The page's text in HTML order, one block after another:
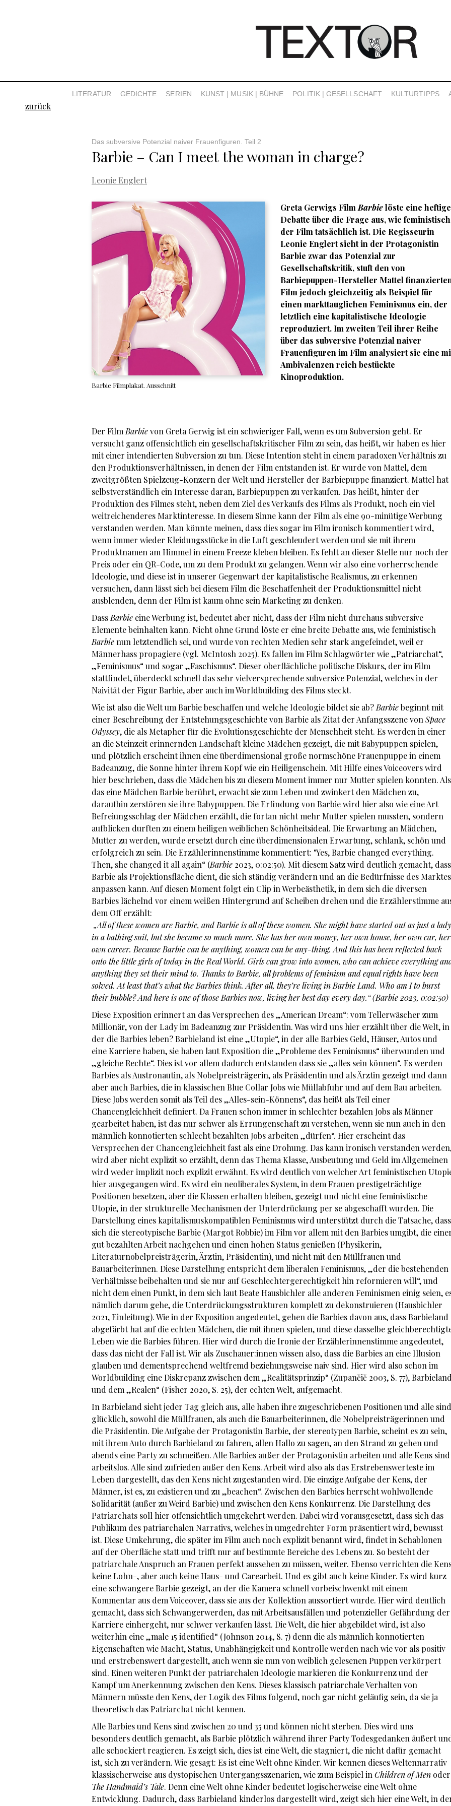
LITERATUR GEDICHTE SERIEN KUNST | MUSIK | BÜHNE POLITIK | GESELLSCHAFT KULTURTIPPS
zurück
Das subversive Potenzial naiver Frauenfiguren. Teil 2
Barbie – Can I meet the woman in charge?
Leonie Englert
Barbie Filmplakat. Ausschnitt
Greta Gerwigs FilmBarbielöste eine heftige
Debatte über die Frage aus, wie feministisch
der Film tatsächlich ist. Die Regisseurin
Leonie Englertsieht in der Protagonistin
Barbie zwar das Potenzial zur
Gesellschaftskritik, stuft den von
Barbiepuppen-Hersteller Mattel
Film jedoch gleichzeitig als Beispiel für
einen markttauglichen Feminismus ein, der
letztlich eine kapitalistische Ideologie
reproduziert. Im zweiten Teil ihrer Reihe
über das subversive Potenzial naiver
Frauenfiguren im Film analysiert sie eine
Ambivalenzen reich bestückte
Kinoproduktion.
Der FilmBarbievon Greta Gerwig ist ein schwieriger Fall, wenn es um Subversion geht. Er
versucht ganz offensichtlich ein gesellschaftskritischer Film zu sein, das heißt, wir haben es hier
mit einer intendierten Subversion zu tun. Diese Intention steht in einem paradoxen Verhältnis zu
den Produktionsverhältnissen, in denen der Film entstanden ist. Er wurde von Mattel, dem
zweitgrößten Spielzeug-Konzern der Welt und Hersteller der Barbiepuppe finanziert. Mattel hat
selbstverständlich ein Interesse daran, Barbiepuppen zu verkaufen. Das heißt, hinter der
Produktion des Filmes steht, neben dem Ziel des Verkaufs des Films als Produkt, noch ein viel
weitreichenderes Marktinteresse. In diesem Sinne kann der Film als eine 90-minütige Werbung
verstanden werden. Man könnte meinen, dass dies sogar im Film ironisch kommentiert wird,
wenn immer wieder Kleidungsstücke in die Luft geschleudert werden und sie mit ihrem
Produktnamen am Himmel in einem Freeze kleben bleiben. Es fehlt an dieser Stelle nur noch der
Preis oder ein QR-Code, um zu dem Produkt zu gelangen. Wenn wir also eine vorherrschende
Ideologie, und diese ist in unserer Gegenwart der kapitalistische Realismus, zu erkennen
versuchen, dann lässt sich bei diesem Film die Beschaffenheit der Produktionsmittel nicht
ausblenden, denn der Film ist kaum ohne sein Marketing zu denken.
DassBarbie eine Werbung ist, bedeutet aber nicht, dass der Film nicht durchaus subversive
Elemente beinhalten kann. Nicht ohne Grund löste er eine breite Debatte aus, wie feministisch
Barbienun letztendlich sei, und wurde von rechten Medien sehr stark angefeindet, weil er
Männerhass propagiere (vgl. McIntosh 2025). Es fallen im Film Schlagwörter wie „Patriarchat“,
„Feminismus“ und sogar „Faschismus“. Dieser oberflächliche politische Diskurs, der im Film
stattfindet, überdeckt schnell das sehr vielversprechende subversive Potenzial, welches in der
Naivität der Figur Barbie, aber auch im Worldbuilding des Films steckt.
Wie ist also die Welt um Barbie beschaffen und welche Ideologie bildet sie ab?Barbiebeginnt mit
einer Beschreibung der Entstehungsgeschichte von Barbie als Zitat der Anfangsszene vonSpace
Odyssey, die als Metapher für die Evolutionsgeschichte der Menschheit steht. Es werden in einer
an die Steinzeit erinnernden Landschaft kleine Mädchen gezeigt, die mit Babypuppen spielen,
und plötzlich erscheint ihnen eine überdimensional große normschöne Frauenpuppe in einem
Badeanzug, die Sonne hinter ihrem Kopf wie ein Heiligenschein. Mit Hilfe eines Voiceovers wird
hier beschrieben, dass die Mädchen bis zu diesem Moment immer nur Mutter spielen konnten. Als
das eine Mädchen Barbie berührt, erwacht sie zum Leben und zwinkert den Mädchen zu,
daraufhin zerstören sie ihre Babypuppen. Die Erfindung von Barbie wird hier also wie eine Art
Befreiungsschlag der Mädchen erzählt, die fortan nicht mehr Mutter spielen mussten, sondern
aufblicken durften zu einem heiligen weiblichen Schönheitsideal. Die Erwartung an Mädchen,
Mutter zu werden, wurde ersetzt durch eine überdimensionalen Erwartung, schlank, schön und
erfolgreich zu sein. Die Erzählerinnenstimme kommentiert: "Yes, Barbie changed everything.
Then, she changed it all again“ (Barbie 2023, 0:02:50). Mit diesem Satz wird deutlich gemacht, dass
Barbie als Projektionsfläche dient, die sich ständig verändern und an die Bedürfnisse des Marktes
anpassen kann. Auf diesen Moment folgt ein Clip in Werbeästhetik, in dem sich die diversen
Barbies lächelnd vor einem weißen Hintergrund auf Scheiben drehen und die Erzählerstimme
dem Off erzählt:
„All of these women are Barbie, and Barbie is all of these women. She might have started out as just a lady
in a bathing suit, but she became so much more. She has her own money, her own house, her own car, her
own career. Because Barbie can be anything, women can be any-thing. And this has been reflected back
onto the little girls of today in the Real World. Girls can grow into women, who can achieve everything
anything they set their mind to. Thanks to Barbie, all problems of feminism and equal rights have been
solved. At least that’s what the Barbies think. After all, they’re living in Barbie Land. Who am I to burst
their bubble? And here is one of those Barbies now, living her best day every day.“ (Barbie 2023, 0:02:50)
Diese Exposition erinnert an das Versprechen des „American Dream“: vom Tellerwäscher zum
Millionär, von der Lady im Badeanzug zur Präsidentin. Was wird uns hier erzählt über die Welt, in
der die Barbies leben? Barbieland ist eine „Utopie“, in der alle Barbies Geld, Häuser, Autos und
eine Karriere haben, sie haben laut Exposition die „Probleme des Feminismus“ überwunden und
„gleiche Rechte“. Dies ist vor allem dadurch entstanden dass sie „alles sein können“. Es werden
Barbies als Austronautin, als Nobelpreisträgerin, als Präsidentin und als Ärztin gezeigt und dann
aber auch Barbies, die in klassischen Blue Collar Jobs wie Müllabfuhr und auf dem Bau arbeiten.
Diese Jobs werden somit als Teil des „Alles-sein-Könnens“, das heißt als Teil einer
Chancengleichheit definiert. Da Frauen schon immer in schlechter bezahlen Jobs als Männer
gearbeitet haben, ist das nur schwer als Errungenschaft zu verstehen, wenn sie nun auch in den
männlich konnotierten schlecht bezahlten Jobs arbeiten „dürfen“. Hier erscheint das
Versprechen der Chancengleichheit fast als eine Drohung. Das kann ironisch verstanden
wird aber nicht explizit so erzählt, denn das Thema Klasse, Ausbeutung und Geld im Allgemeinen
wird weder implizit noch explizit erwähnt. Es wird deutlich von welcher Art feministischen
hier ausgegangen wird. Es wird ein neoliberales System, in dem Frauen prestigeträchtige
Positionen besetzen, aber die Klassen erhalten bleiben, gezeigt und nicht eine feministische
Utopie, in der strukturelle Mechanismen der Unterdrückung per se abgeschafft wurden. Die
Darstellung eines kapitalismuskompatiblen Feminismus wird unterstützt durch die Tatsache, dass
sich die stereotypische Barbie (Margot Robbie) im Film vor allem mit den Barbies umgibt, die
gut bezahlten Arbeit nachgehen und einen hohen Status genießen (Physikerin,
Literaturnobelpreisträgerin, Ärztin, Präsidentin), und nicht mit den Müllfrauen und
Bauarbeiterinnen. Diese Darstellung entspricht dem liberalen Feminismus, „der die bestehenden
Verhältnisse beibehalten und sie nur auf Geschlechtergerechtigkeit hin reformieren will“, und
nicht dem einen Punkt, in dem sich laut Beate Hausbichler alle anderen Feminismen einig seien,
nämlich darum gehe, die Unterdrückungsstrukturen komplett zu dekonstruieren (Hausbichler
2021, Einleitung). Wie in der Exposition angedeutet, gehen die Barbies davon aus, dass Barbieland
abgefärbt hat auf die echten Mädchen, die mit ihnen spielen, und diese dasselbe
Leben wie die Barbies führen. Hier wird durch die Ironie der Erzählerinnenstimme angedeutet,
dass das nicht der Fall ist. Wir als Zuschauer:innen wissen also, dass die Barbies an eine Illusion
glauben und dementsprechend weltfremd beziehungsweise naiv sind. Hier wird also schon im
Worldbuilding eine Diskrepanz zwischen dem „Realitätsprinzip“ (Zupančič 2003, S. 77),
und dem „Realen“ (Fisher 2020, S. 25), der echten Welt, aufgemacht.
In Barbieland sieht jeder Tag gleich aus, alle haben ihre zugeschriebenen Positionen und alle sind
glücklich, sowohl die Müllfrauen, als auch die Bauarbeiterinnen, die Nobelpreisträgerinnen und
die Präsidentin. Die Aufgabe der Protagonistin Barbie, der stereotypen Barbie, scheint es zu sein,
mit ihrem Auto durch Barbieland zu fahren, allen Hallo zu sagen, an den Strand zu gehen und
abends eine Party zu schmeißen. Alle Barbies außer der Protagonistin arbeiten und alle Kens sind
arbeitslos. Alle sind zufrieden außer den Kens. Arbeit wird also als das Erstrebenswerteste im
Leben dargestellt, das den Kens nicht zugestanden wird. Die einzige Aufgabe der Kens, der
Männer, ist es, zu existieren und zu „beachen“. Zwischen den Barbies herrscht wohlwollende
Solidarität (außer zu Weird Barbie) und zwischen den Kens Konkurrenz. Die Darstellung des
Patriarchats soll hier offensichtlich umgekehrt werden. Dabei wird vorausgesetzt, dass sich das
Publikum des patriarchalen Narrativs, welches in umgedrehter Form präsentiert wird, bewusst
ist. Diese Umkehrung, die später im Film auch noch explizit benannt wird, findet in Schablonen
auf der Oberfläche statt und trifft nur auf bestimmte Bereiche des Lebens zu. So besteht der
patriarchale Anspruch an Frauen perfekt aussehen zu müssen, weiter. Ebenso verrichten die
keine Lohn-, aber auch keine Haus- und Carearbeit. Und es gibt auch keine Kinder. Es wird kurz
eine schwangere Barbie gezeigt, an der die Kamera schnell vorbeischwenkt mit einem
Kommentar aus dem Voiceover, dass sie aus der Kollektion aussortiert wurde. Hier wird deutlich
gemacht, dass sich Schwangerwerden, das mit Arbeitsausfällen und potenzieller Gefährdung der
Karriere einhergeht, nur schwer verkaufen lässt. Die Welt, die hier abgebildet wird, ist also
weiterhin eine „male 15 identified“ (Johnson 2014, S. 7) denn die als männlich konnotierten
Eigenschaften wie Macht, Status, Unabhängigkeit und Kontrolle werden nach wie vor als positiv
und erstrebenswert dargestellt, auch wenn sie nun von weiblich gelesenen Puppen verkörpert
sind. Einen weiteren Punkt der patriarchalen Ideologie markieren die Konkurrenz und der
Kampf um Anerkennung zwischen den Kens. Dieses klassisch patriarchale Verhalten von
Männern müsste den Kens, der Logik des Films folgend, noch gar nicht geläufig sein, da sie ja
theoretisch das Patriarchat nicht kennen.
Alle Barbies und Kens sind zwischen 20 und 35 und können nicht sterben. Dies wird uns
besonders deutlich gemacht, als Barbie plötzlich während ihrer Party Todesgedanken äußert
alle schockiert reagieren. Es zeigt sich, dies ist eine Welt, die stagniert, die nicht dafür gemacht
ist, sich zu verändern. Wie gesagt: Es ist eine Welt ohne Kinder. Wir kennen dieses Weltennarrativ
klassischerweise aus dystopischen Untergangsszenarien, wie zum Beispiel inChildren of Men oder
The Handmaid’s Tale. Denn eine Welt ohne Kinder bedeutet logischerweise eine Welt ohne
Entwicklung. Dadurch, dass Barbieland kinderlos dargestellt wird, zeigt sich hier eine Welt, in